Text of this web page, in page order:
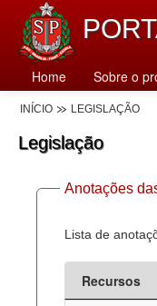
Home Sobre o
INÍCIO LEGISLAÇÃO
Legislação
Anotações
Lista de
Recursos